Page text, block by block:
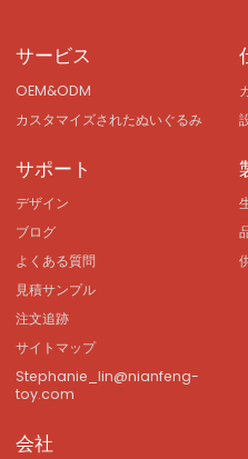
サービス
OEM&ODM
カスタマイズされたぬいぐるみ
サポート
デザイン
ブログ
よくある質問
見積サンプル
注文追跡
サイトマップ
Stephanie_lin@nianfeng-
toy.com
会社